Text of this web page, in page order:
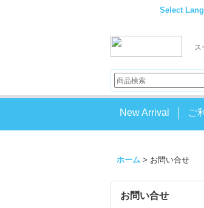
Select
ス
New Arrival ご
ホーム > お問い合せ
お問い合せ